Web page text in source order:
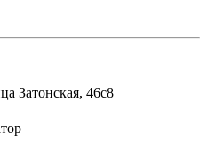
Затонская, 46с8